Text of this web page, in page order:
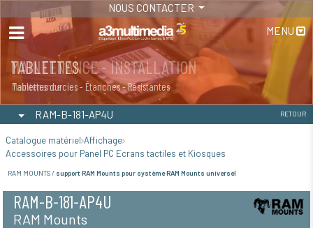
NOUS CONTACTER
MENU
MAINTENANCE - INSTALLATION
Maintenance
TABLETTES
Tablettes durcies - Étanches - Résistantes
RAM-B-181-AP4U RETOUR
Catalogue matériel Affichage
Accessoires pour Panel PC Ecrans tactiles et Kiosques
RAM MOUNTS / support RAM Mounts pour système RAM Mounts universel
RAM-B-181-AP4U
RAM Mounts